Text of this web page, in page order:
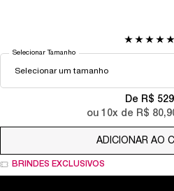
Selecionar Tamanho
De R$
ou 10x de R$
ADICIONAR AO
BRINDES EXCLUSIVOS